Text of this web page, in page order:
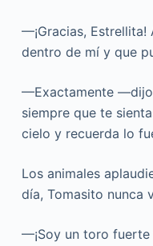
—¡Gracias, Estrellita!
dentro de mí y que
—Exactamente
siempre que te
cielo y recuerda lo
Los animales
día, Tomasito nunca
—¡Soy un toro